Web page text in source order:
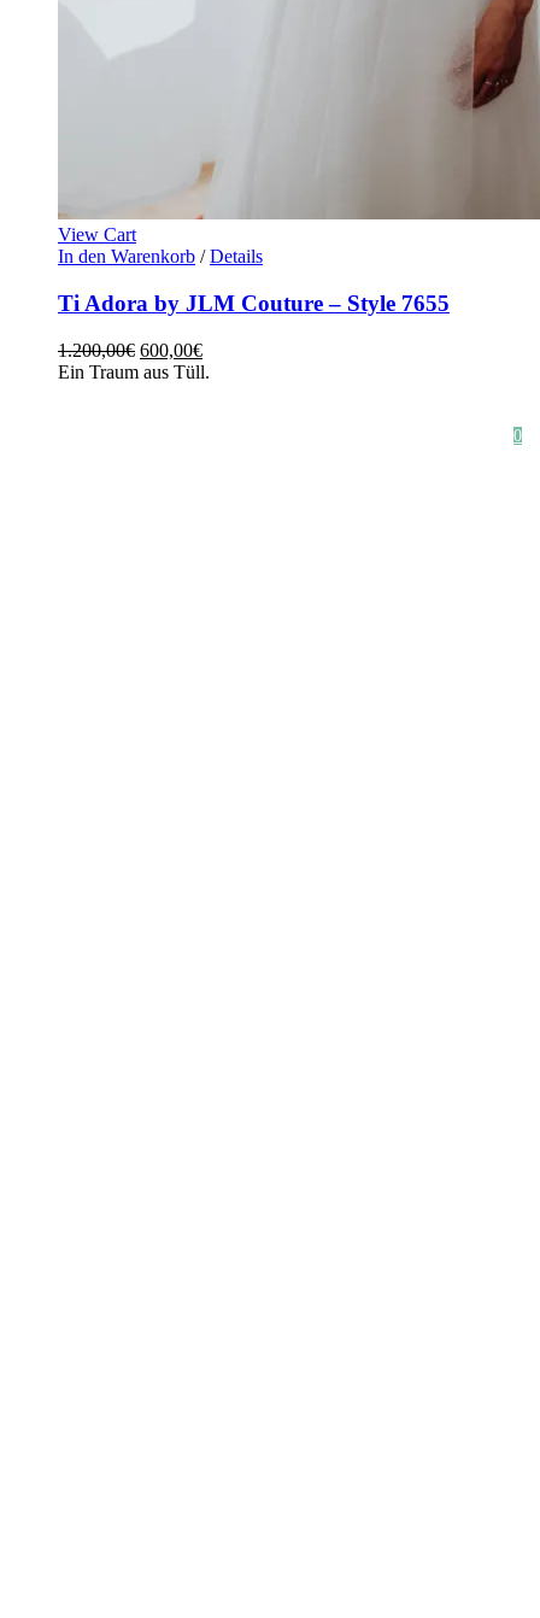
View Cart
In den Warenkorb / Details
Ti Adora by JLM Couture – Style 7655
1.200,00€ 600,00€
Ein Traum aus Tüll.
0